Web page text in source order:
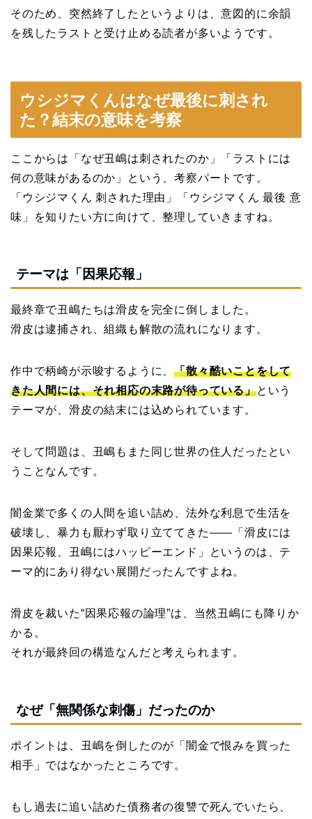
そのため、突然終了したというよりは、意図的に余韻
を残したラストと受け止める読者が多いようです。
ウシジマくんはなぜ最後に刺され
た？結末の意味を考察
ここからは「なぜ丑嶋は刺されたのか」「ラストには
何の意味があるのか」という、考察パートです。
「ウシジマくん 刺された理由」「ウシジマくん 最後 意
味」を知りたい方に向けて、整理していきますね。
テーマは「因果応報」
最終章で丑嶋たちは滑皮を完全に倒しました。
滑皮は逮捕され、組織も解散の流れになります。
作中で柄崎が示唆するように、「散々酷いことをして
きた人間には、それ相応の末路が待っている」という
テーマが、滑皮の結末には込められています。
そして問題は、丑嶋もまた同じ世界の住人だったとい
うことなんです。
闇金業で多くの人間を追い詰め、法外な利息で生活を
破壊し、暴力も厭わず取り立ててきた——「滑皮には
因果応報、丑嶋にはハッピーエンド」というのは、テ
ーマ的にあり得ない展開だったんですよね。
滑皮を裁いた“因果応報の論理”は、当然丑嶋にも降りか
かる。
それが最終回の構造なんだと考えられます。
なぜ「無関係な刺傷」だったのか
ポイントは、丑嶋を倒したのが「闇金で恨みを買った
相手」ではなかったところです。
もし過去に追い詰めた債務者の復讐で死んでいたら、